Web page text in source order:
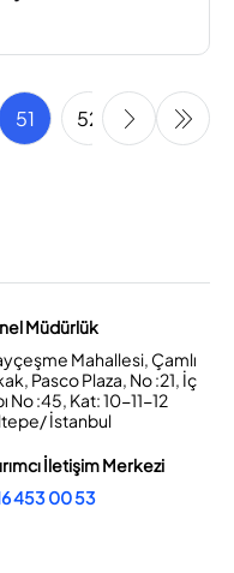
51 52 53 54
Müdürlük
Mahallesi, Çamlı
Pasco Plaza, No :21, İç
No :45, Kat: 10-11-12
İstanbul
İletişim Merkezi
453 00 53